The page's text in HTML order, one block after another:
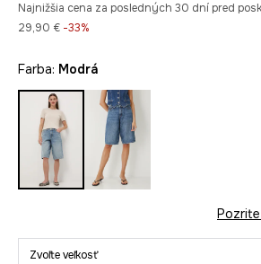
Najnižšia cena za posledných 30 dní pred
29,90 € -33%
Farba: modrá
Zvoľte veľkosť